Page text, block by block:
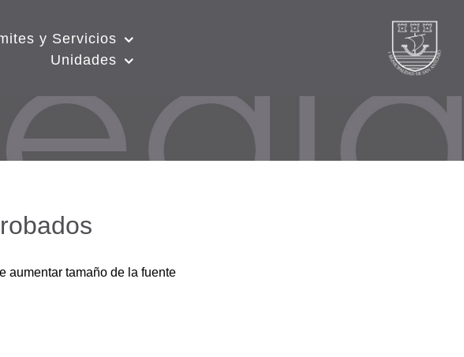
y Servicios
Unidades
aumentar tamaño de la fuente